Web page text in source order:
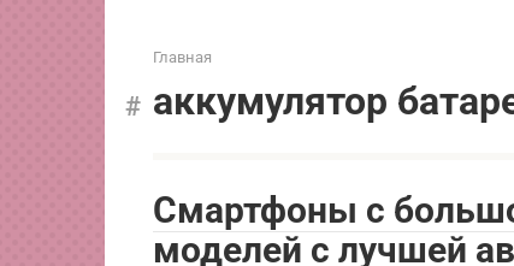
Главная
аккумулятор
Смартфоны с
моделей с лучшей